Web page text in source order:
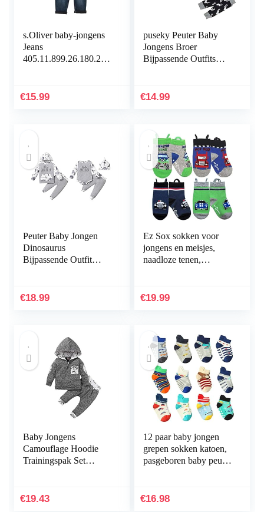
s.Oliver baby-jongens
Jeans
405.11.899.26.180.204
€15.99
puseky Peuter Baby
Jongens Broer
Bijpassende Outfits
Grote broer, 24
€14.99
Peuter Baby Jongen
Dinosaurus
Bijpassende Outfit
Romper Hoodie Top
€18.99
Ez Sox sokken voor
jongens en meisjes,
naadloze tenen,
€19.99
Baby Jongens
Camouflage Hoodie
Trainingspak Set
Kleding Outfit
€19.43
12 paar baby jongen
grepen sokken katoen,
pasgeboren baby peuter
€16.98